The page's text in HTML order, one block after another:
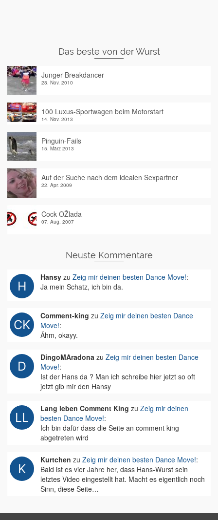
Das beste von der Wurst
Junger Breakdancer
28. Nov. 2010
100 Luxus-Sportwagen beim Motorstart
14. Nov. 2013
Pinguin-Fails
15. März 2013
Auf der Suche nach dem idealen Sexpartner
22. Apr. 2009
Cock OŽlada
07. Aug. 2007
Neuste Kommentare
Hansy zu Zeig mir deinen besten Dance Move!:
Ja mein Schatz, ich bin da.
Comment-king zu Zeig mir deinen besten Dance
Move!:
Ähm, okayy.
DingoMAradona zu Zeig mir deinen besten Dance
Move!:
Ist der Hans da ? Man ich schreibe hier jetzt so oft
jetzt gib mir den Hansy
Lang leben Comment King zu Zeig mir deinen
besten Dance Move!:
Ich bin dafür dass die Seite an comment king
abgetreten wird
Kurtchen zu Zeig mir deinen besten Dance Move!:
Bald ist es vier Jahre her, dass Hans-Wurst sein
letztes Video eingestellt hat. Macht es eigentlich noch
Sinn, diese Seite…